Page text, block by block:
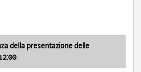
della presentazione delle